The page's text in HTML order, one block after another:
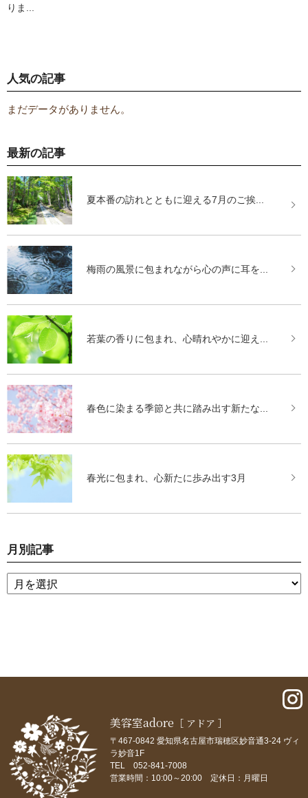
りま...
人気の記事
まだデータがありません。
最新の記事
夏本番の訪れとともに迎える7月のご挨...
梅雨の風景に包まれながら心の声に耳を...
若葉の香りに包まれ、心晴れやかに迎え...
春色に染まる季節と共に踏み出す新たな...
春光に包まれ、心新たに歩み出す3月
月別記事
美容室adore ［ アドア ］
〒467-0842 愛知県名古屋市瑞穂区妙音通3-24 ヴィ
ラ妙音1F
TEL 052-841-7008
営業時間：10:00～20:00 定休日：月曜日